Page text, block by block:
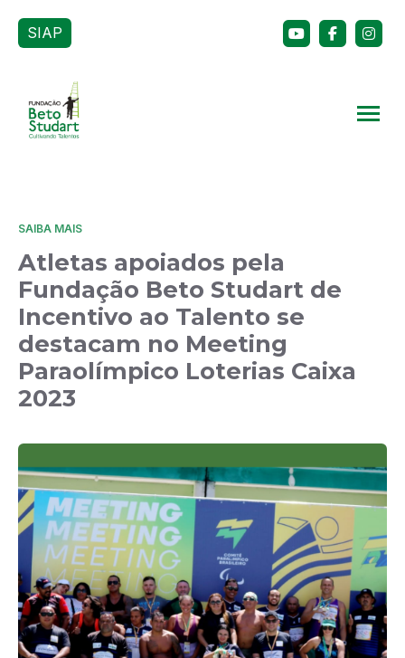
SIAP
SAIBA MAIS
Atletas apoiados pela
Fundação Beto Studart de
Incentivo ao Talento se
destacam no Meeting
Paraolímpico Loterias Caixa
2023